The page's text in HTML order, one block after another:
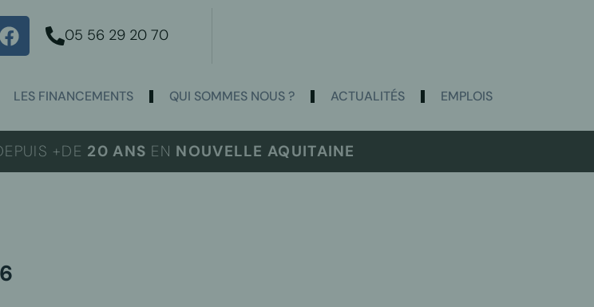
05 56 29 20 70
LES FINANCEMENTS QUI SOMMES NOUS ? ACTUALITÉS EMPLOIS
+DE 20 ANS EN NOUVELLE AQUITAINE